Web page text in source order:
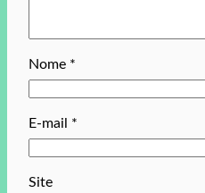
Nome *
E-mail *
Site